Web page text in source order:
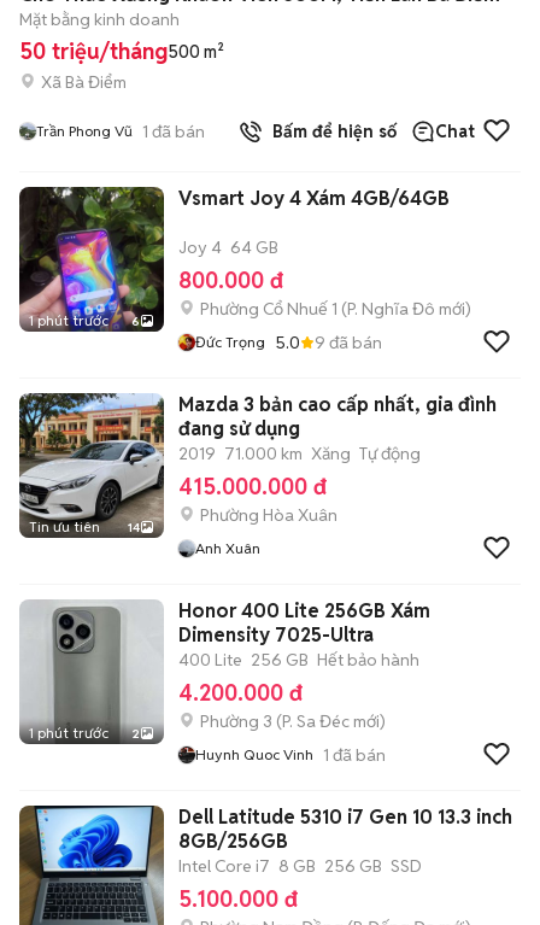
Mặt bằng kinh doanh
50 triệu/tháng500 m²
Xã Bà Điểm
Trần Phong Vũ 1 đã bán Bấm để hiện số Chat
1 phút trước 6
Vsmart Joy 4 Xám 4GB/64GB
Joy 4 64 GB
800.000 đ
Phường Cổ Nhuế 1 (P. Nghĩa Đô mới)
Đức Trọng 5.0 9 đã bán
Tin ưu tiên 14
Mazda 3 bản cao cấp nhất, gia đình
đang sử dụng
2019 71.000 km Xăng Tự động
415.000.000 đ
Phường Hòa Xuân
Anh Xuân
1 phút trước 2
Honor 400 Lite 256GB Xám
Dimensity 7025-Ultra
400 Lite 256 GB Hết bảo hành
4.200.000 đ
Phường 3 (P. Sa Đéc mới)
Huynh Quoc Vinh 1 đã bán
Dell Latitude 5310 i7 Gen 10 13.3 inch
8GB/256GB
Intel Core i7 8 GB 256 GB SSD
5.100.000 đ